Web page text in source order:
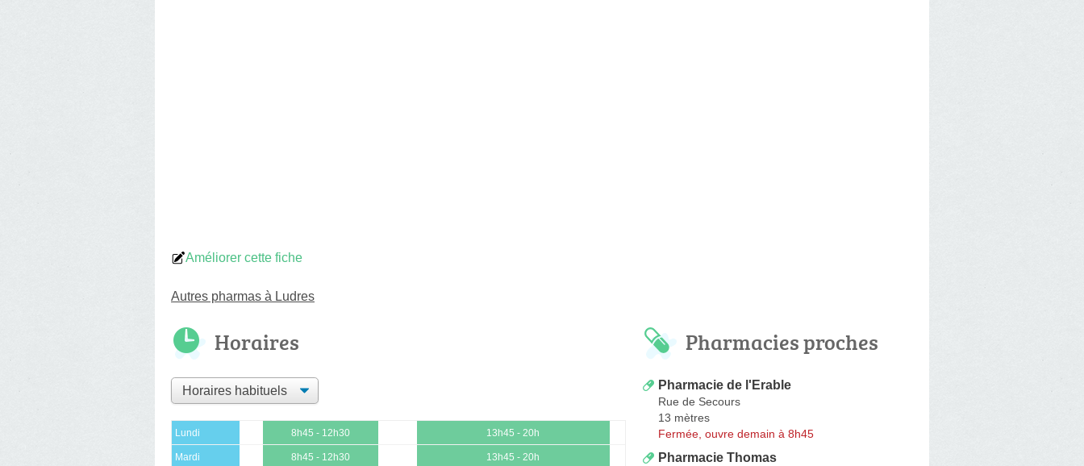
Améliorer cette fiche
Autres pharmas à Ludres
Horaires
Lundi 8h45 - 12h30 13h45 - 20h
Mardi 8h45 - 12h30 13h45 - 20h
Pharmacies proches
Pharmacie de l'Erable
Rue de Secours
13 mètres
Fermée, ouvre demain à 8h45
Pharmacie Thomas